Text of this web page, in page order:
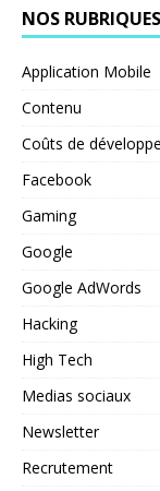
NOS RUBRIQUES
Application Mobile
Contenu
Coûts de
Facebook
Gaming
Google
Google AdWords
Hacking
High Tech
Medias sociaux
Newsletter
Recrutement